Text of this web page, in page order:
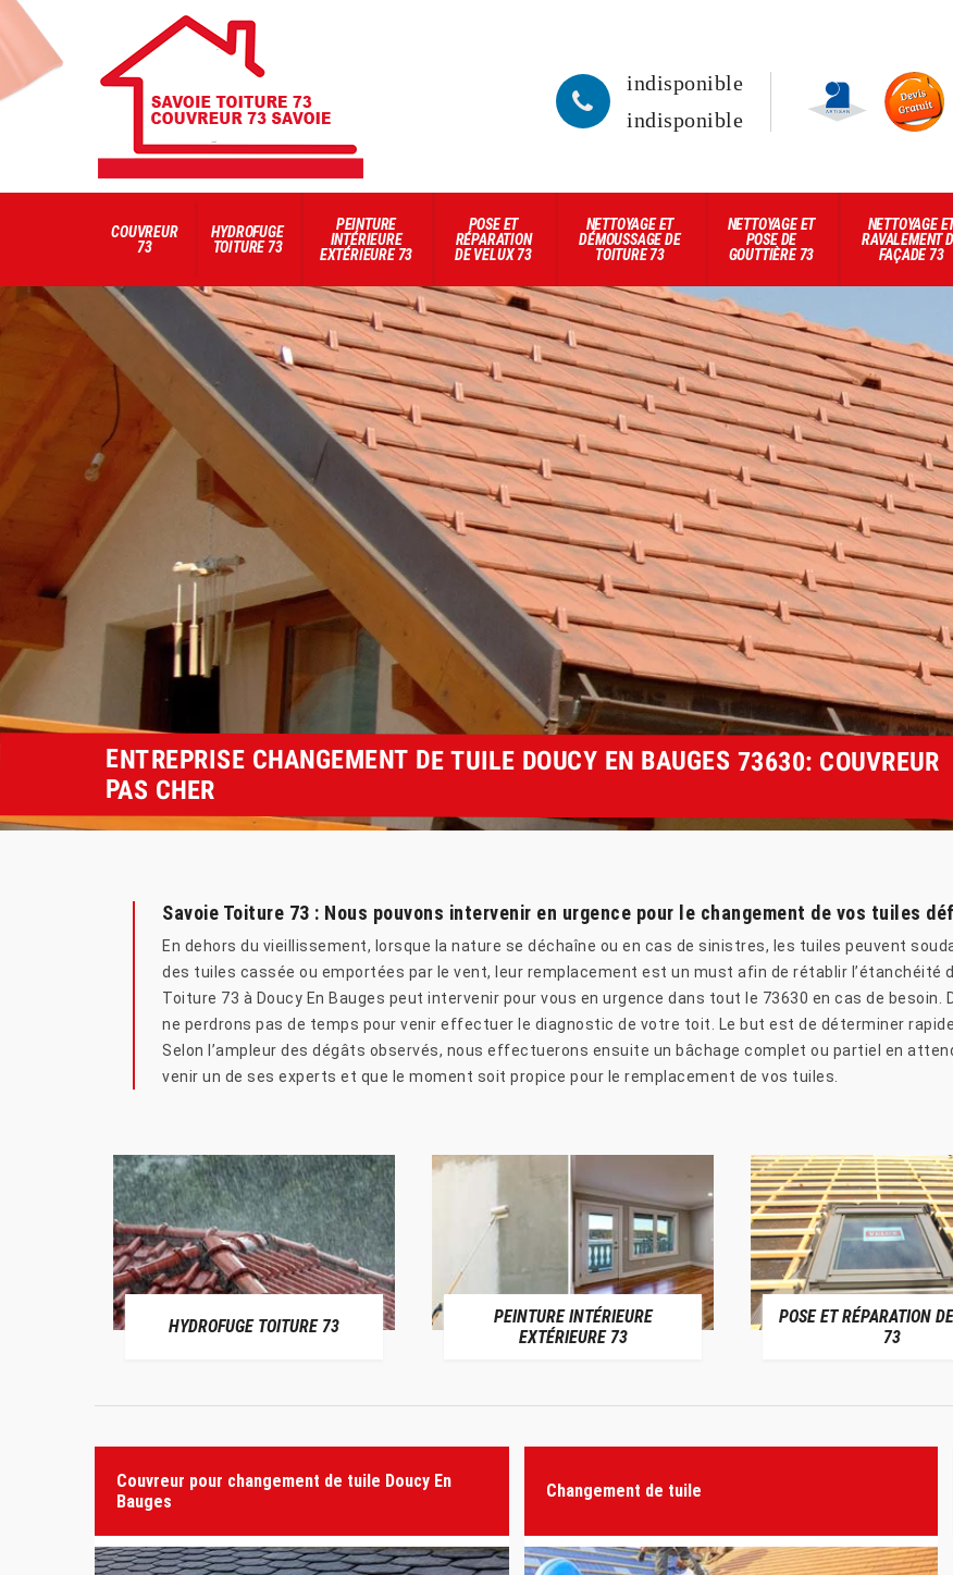
indisponible
indisponible
COUVREUR
73
HYDROFUGE
TOITURE 73
PEINTURE
INTÉRIEURE
EXTÉRIEURE 73
POSE ET
RÉPARATION
DE VELUX 73
NETTOYAGE ET
DÉMOUSSAGE DE
TOITURE 73
NETTOYAGE ET
POSE DE
GOUTTIÈRE 73
NETTOYAGE
RAVALEMENT
FAÇADE 73
ENTREPRISE CHANGEMENT DE TUILE DOUCY EN BAUGES 73630: COUVREUR
PAS CHER
Savoie Toiture 73 : Nous pouvons intervenir en urgence pour le changement de vos tuiles
En dehors du vieillissement, lorsque la nature se déchaîne ou en cas de sinistres, les tuiles peuvent
des tuiles cassée ou emportées par le vent, leur remplacement est un must afin de rétablir l’étanchéité
Toiture 73 à Doucy En Bauges peut intervenir pour vous en urgence dans tout le 73630 en cas de
ne perdrons pas de temps pour venir effectuer le diagnostic de votre toit. Le but est de déterminer
Selon l’ampleur des dégâts observés, nous effectuerons ensuite un bâchage complet ou partiel en
venir un de ses experts et que le moment soit propice pour le remplacement de vos tuiles.
HYDROFUGE TOITURE 73
PEINTURE INTÉRIEURE
EXTÉRIEURE 73
POSE ET RÉPARATION
73
Couvreur pour changement de tuile Doucy En
Bauges
Changement de tuile